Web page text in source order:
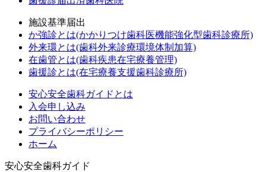
施設基準届出
か強診とは(かかりつけ歯科医機能強化型歯科診療所)
外来環とは(歯科外来診療環境体制加算)
在歯管とは(歯科疾患在宅療養管理)
歯援診とは(在宅療養支援歯科診療所)
安心安全歯科ガイドとは
入会申し込み
お問い合わせ
プライバシーポリシー
ホーム
安心安全歯科ガイド